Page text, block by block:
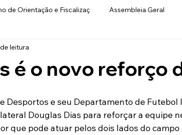
de Orientação e Fiscalizaç Assembleia Geral
São Paulo
Ouvidoria Modalidades Marketing
é o novo reforço
leitura
Douglas Dias para reforçar a equipe
que pode atuar pelos dois lados do